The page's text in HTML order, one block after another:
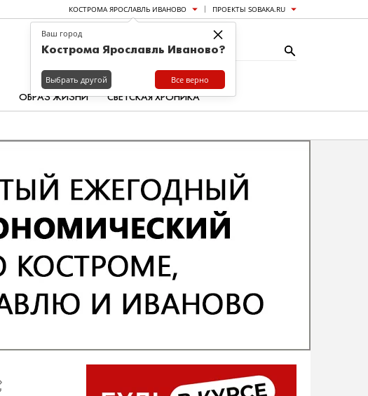
КОСТРОМА ЯРОСЛАВЛЬ ИВАНОВО ПРОЕКТЫ SOBAKA.RU
ОБРАЗ ЖИЗНИ СВЕТСКАЯ ХРОНИКА
×
Ваш город
Кострома Ярославль Иваново?
Выбрать другой Все верно